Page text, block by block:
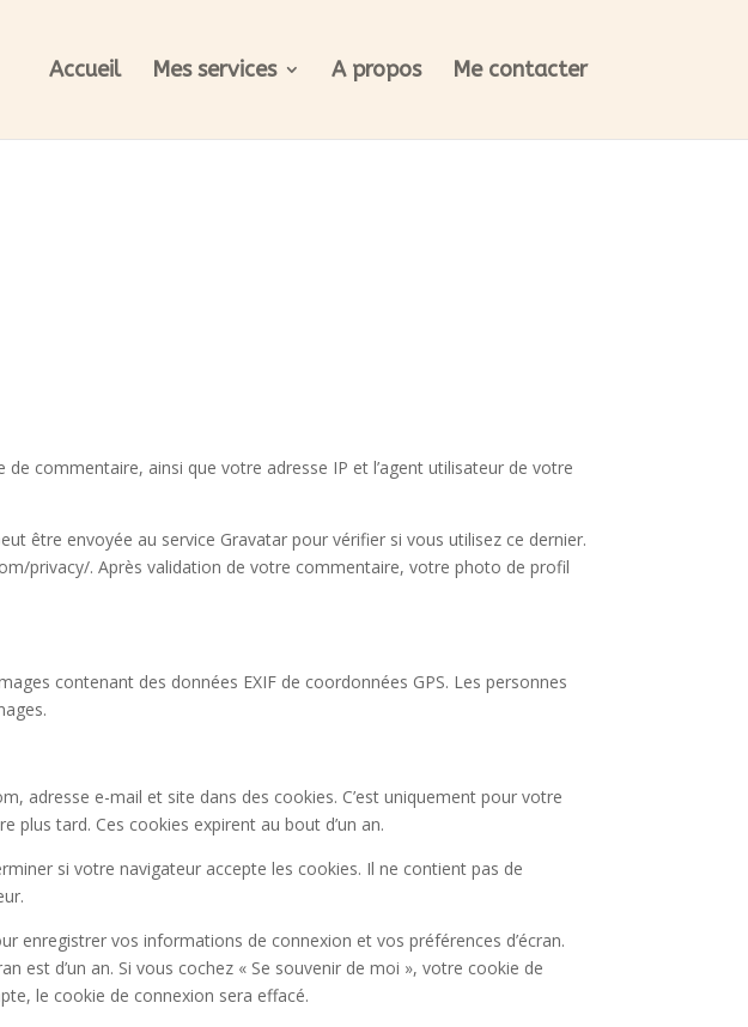
Accueil Mes services A propos Me contacter
commentaire, ainsi que votre adresse IP et l’agent utilisateur de votre
être envoyée au service Gravatar pour vérifier si vous utilisez ce dernier.
privacy/. Après validation de votre commentaire, votre photo de profil
contenant des données EXIF de coordonnées GPS. Les personnes
adresse e-mail et site dans des cookies. C’est uniquement pour votre
tard. Ces cookies expirent au bout d’un an.
si votre navigateur accepte les cookies. Il ne contient pas de
enregistrer vos informations de connexion et vos préférences d’écran.
est d’un an. Si vous cochez « Se souvenir de moi », votre cookie de
le cookie de connexion sera effacé.